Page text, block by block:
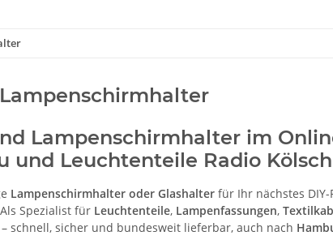
Lampenschirmhalter im
und Leuchtenteile Radio
Lampenschirmhalter oder Glashalter für Ihr nächstes
Spezialist für Leuchtenteile, Lampenfassungen,
– schnell, sicher und bundesweit lieferbar, auch nach